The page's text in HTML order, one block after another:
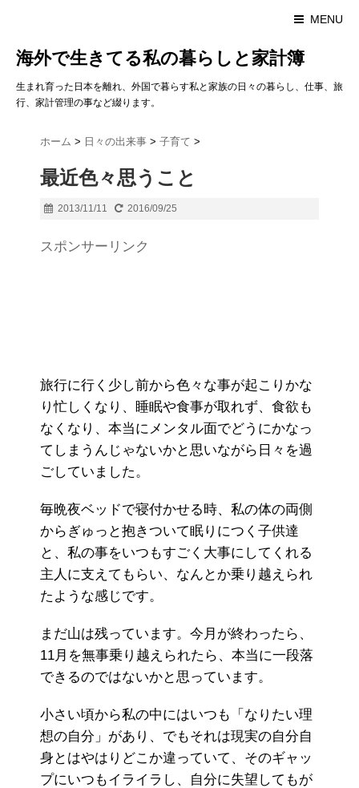
MENU
海外で生きてる私の暮らしと家計簿
生まれ育った日本を離れ、外国で暮らす私と家族の日々の暮らし、仕事、旅
行、家計管理の事など綴ります。
ホーム > 日々の出来事 > 子育て >
最近色々思うこと
2013/11/11 2016/09/25
スポンサーリンク
旅行に行く少し前から色々な事が起こりかな
り忙しくなり、睡眠や食事が取れず、食欲も
なくなり、本当にメンタル面でどうにかなっ
てしまうんじゃないかと思いながら日々を過
ごしていました。
毎晩夜ベッドで寝付かせる時、私の体の両側
からぎゅっと抱きついて眠りにつく子供達
と、私の事をいつもすごく大事にしてくれる
主人に支えてもらい、なんとか乗り越えられ
たような感じです。
まだ山は残っています。今月が終わったら、
11月を無事乗り越えられたら、本当に一段落
できるのではないかと思っています。
小さい頃から私の中にはいつも「なりたい理
想の自分」があり、でもそれは現実の自分自
身とはやはりどこか違っていて、そのギャッ
プにいつもイライラし、自分に失望してもが